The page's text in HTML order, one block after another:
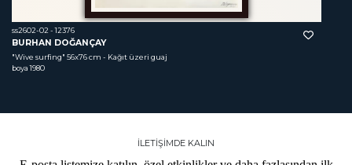
ss2602-03 - 12370
FETHİ ÇELİK
"İsimsiz" 25x25 cm - Tuval üzeri yağlı boya
2019
İLETİŞİMDE KALIN